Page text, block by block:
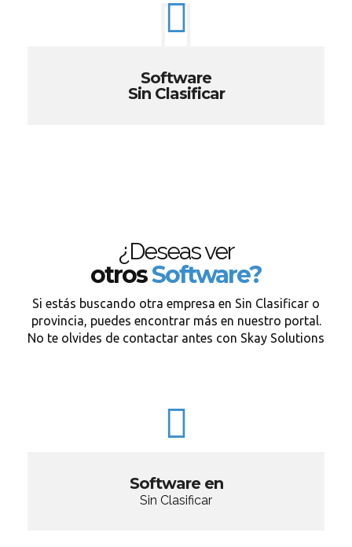
Software
Sin Clasificar
¿Deseas ver
otrosSoftware?
Si estás buscando otra empresa en Sin Clasificar o
provincia, puedes encontrar más en nuestro portal.
No te olvides de contactar antes con Skay Solutions
Software en
Sin Clasificar